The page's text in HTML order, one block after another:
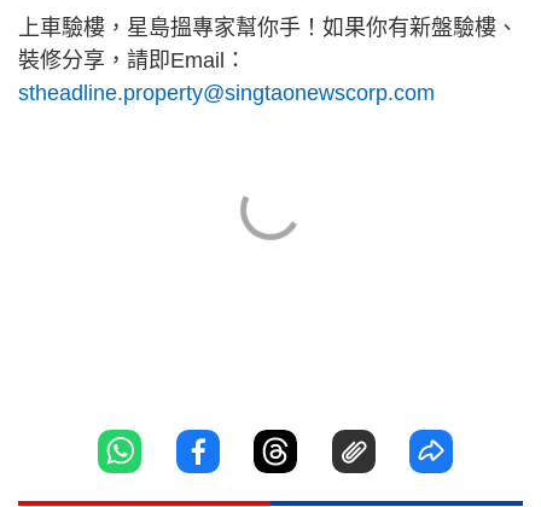
上車驗樓，星島搵專家幫你手！如果你有新盤驗樓、
裝修分享，請即Email：
stheadline.property@singtaonewscorp.com